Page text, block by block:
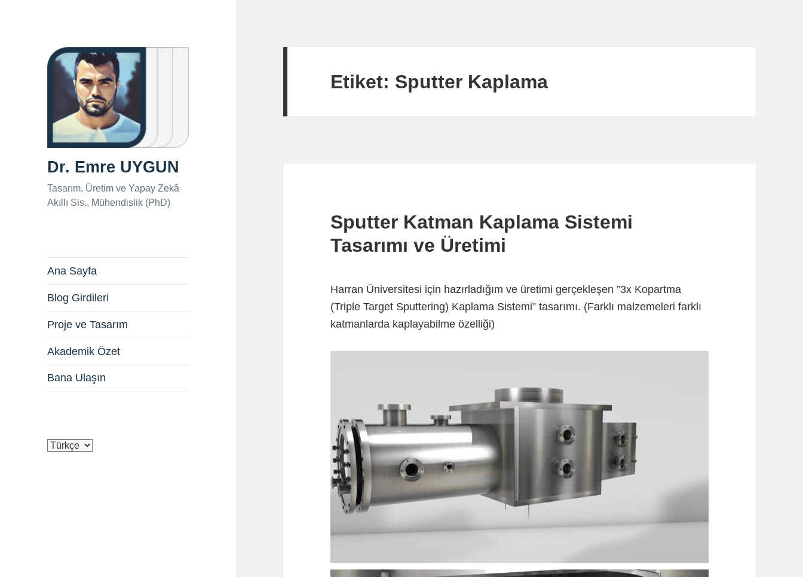
Dr. Emre UYGUN
Tasarım, Üretim ve Yapay Zekâ
Akıllı Sis., Mühendislik (PhD)
Ana Sayfa
Blog Girdileri
Proje ve Tasarım
Akademik Özet
Bana Ulaşın
Dil
Etiket: Sputter Kaplama
Sputter Katman Kaplama Sistemi
Tasarımı ve Üretimi
Harran Üniversitesi için hazırladığım ve üretimi gerçekleşen ”3x Kopartma
(Triple Target Sputtering) Kaplama Sistemi” tasarımı. (Farklı malzemeleri farklı
katmanlarda kaplayabilme özelliği)